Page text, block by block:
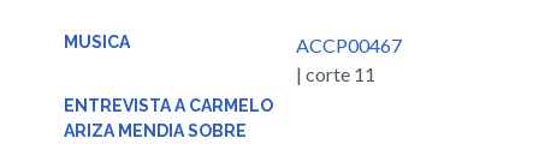
MUSICA
ACCP00467
| corte 11
ENTREVISTA A CARMELO
ARIZA MENDIA SOBRE